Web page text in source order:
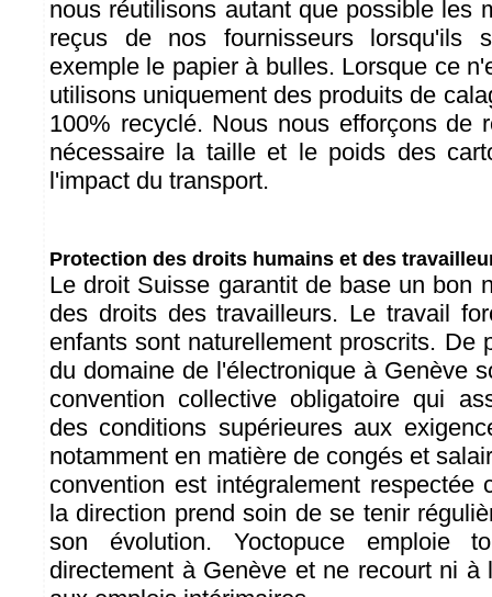
nous réutilisons autant que possible les
reçus de nos fournisseurs lorsqu'ils
exemple le papier à bulles. Lorsque ce
utilisons uniquement des produits de
100% recyclé. Nous nous efforçons de
nécessaire la taille et le poids des
l'impact du transport.
Protection des droits humains et des
Le droit Suisse garantit de base un bon
des droits des travailleurs. Le travail
enfants sont naturellement proscrits. De
du domaine de l'électronique à Genève
convention collective obligatoire qui
des conditions supérieures aux
notamment en matière de congés et
convention est intégralement respectée
la direction prend soin de se tenir
son évolution. Yoctopuce emploie
directement à Genève et ne recourt ni à